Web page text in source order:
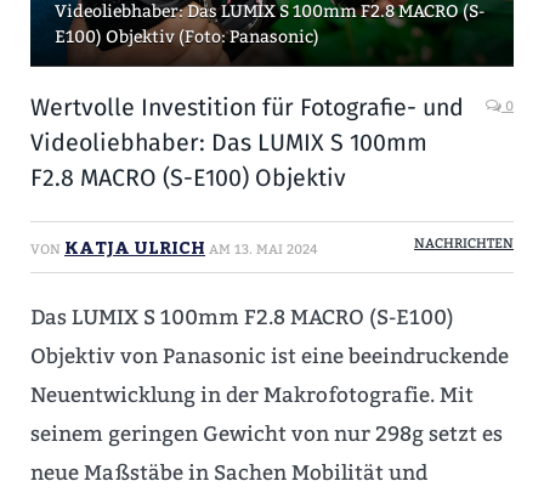
Videoliebhaber: Das LUMIX S 100mm F2.8 MACRO (S-
E100) Objektiv (Foto: Panasonic)
Wertvolle Investition für Fotografie- und
Videoliebhaber: Das LUMIX S 100mm
F2.8 MACRO (S-E100) Objektiv
0
VON KATJA ULRICH AM 13. MAI 2024 NACHRICHTEN
Das LUMIX S 100mm F2.8 MACRO (S-E100)
Objektiv von Panasonic ist eine beeindruckende
Neuentwicklung in der Makrofotografie. Mit
seinem geringen Gewicht von nur 298g setzt es
neue Maßstäbe in Sachen Mobilität und